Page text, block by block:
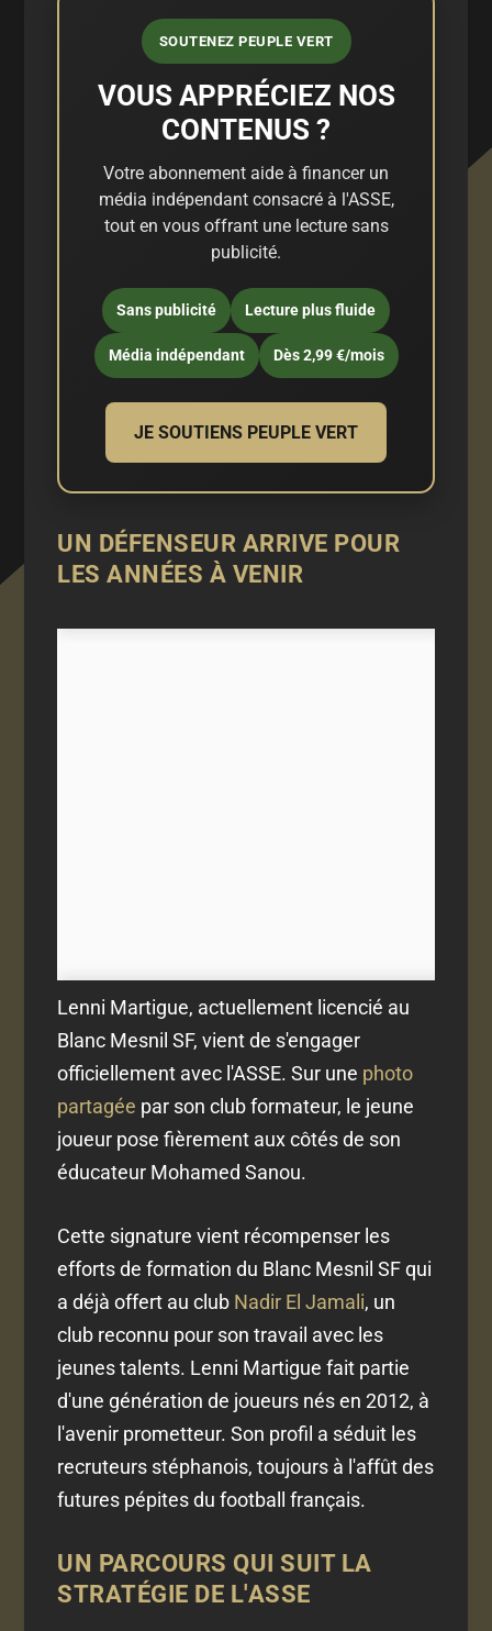
SOUTENEZ PEUPLE VERT
VOUS APPRÉCIEZ NOS
CONTENUS ?
Votre abonnement aide à financer un
média indépendant consacré à l'ASSE,
tout en vous offrant une lecture sans
publicité.
Sans publicité Lecture plus fluide
Média indépendant Dès 2,99 €/mois
JE SOUTIENS PEUPLE VERT
UN DÉFENSEUR ARRIVE POUR
LES ANNÉES À VENIR
Lenni Martigue, actuellement licencié au
Blanc Mesnil SF, vient de s'engager
officiellement avec l'ASSE. Sur une photo
partagée par son club formateur, le jeune
joueur pose fièrement aux côtés de son
éducateur Mohamed Sanou.
Cette signature vient récompenser les
efforts de formation du Blanc Mesnil SF qui
a déjà offert au club Nadir El Jamali, un
club reconnu pour son travail avec les
jeunes talents. Lenni Martigue fait partie
d'une génération de joueurs nés en 2012, à
l'avenir prometteur. Son profil a séduit les
recruteurs stéphanois, toujours à l'affût des
futures pépites du football français.
UN PARCOURS QUI SUIT LA
STRATÉGIE DE L'ASSE